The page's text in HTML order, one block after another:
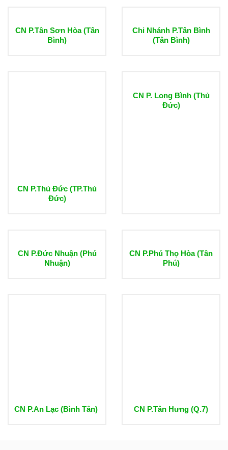
CN P.Tân Sơn Hòa (Tân
Bình)
Chi Nhánh P.Tân Bình
(Tân Bình)
CN P.Thủ Đức (TP.Thủ
Đức)
CN P. Long Bình (Thủ
Đức)
CN P.Đức Nhuận (Phú
Nhuận)
CN P.Phú Thọ Hòa (Tân
Phú)
CN P.An Lạc (Bình Tân) CN P.Tân Hưng (Q.7)